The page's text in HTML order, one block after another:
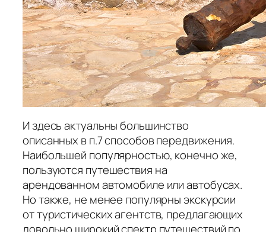
И здесь актуальны большинство
описанных в п.7 способов передвижения.
Наибольшей популярностью, конечно же,
пользуются путешествия на
арендованном автомобиле или автобусах.
Но также, не менее популярны экскурсии
от туристических агентств, предлагающих